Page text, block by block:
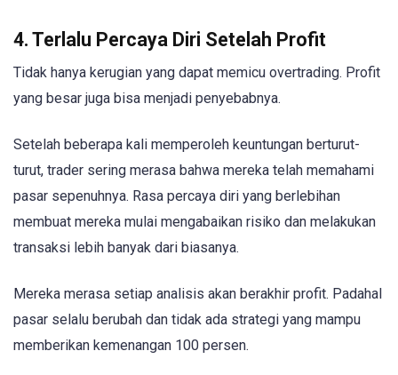
4. Terlalu Percaya Diri Setelah Profit
Tidak hanya kerugian yang dapat memicu overtrading. Profit
yang besar juga bisa menjadi penyebabnya.
Setelah beberapa kali memperoleh keuntungan berturut-
turut, trader sering merasa bahwa mereka telah memahami
pasar sepenuhnya. Rasa percaya diri yang berlebihan
membuat mereka mulai mengabaikan risiko dan melakukan
transaksi lebih banyak dari biasanya.
Mereka merasa setiap analisis akan berakhir profit. Padahal
pasar selalu berubah dan tidak ada strategi yang mampu
memberikan kemenangan 100 persen.